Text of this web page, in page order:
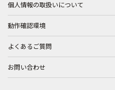
個人情報の取扱いについて
動作確認環境
よくあるご質問
お問い合わせ